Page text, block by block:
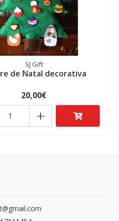
SJ Gift
de Natal decorativa
20,00€
+